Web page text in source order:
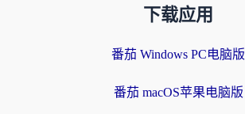
下载应用
番茄 Windows PC电脑版
番茄 macOS苹果电脑版